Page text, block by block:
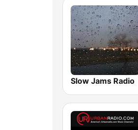
Slow Jams Radio